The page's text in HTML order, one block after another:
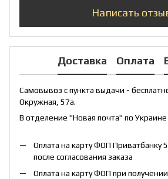
Написать
Доставка Оплата
Самовывоз с пункта выдачи -
Окружная, 57а.
В отделение "Новая почта" по Украине
Оплата на карту ФОП Приватбанку
после согласования заказа
Оплата на карту ФОП при